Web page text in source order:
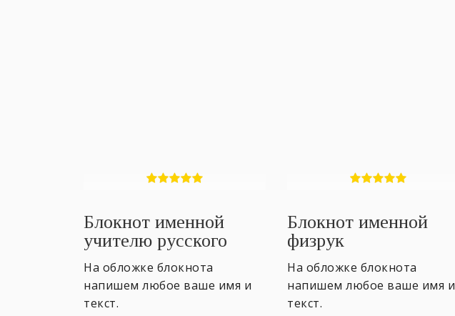
Блокнот именной
учителю русского
языка
На обложке блокнота
напишем любое ваше имя и
текст.
Блокнот именной
физрук
На обложке блокнота
напишем любое ваше имя и
текст.